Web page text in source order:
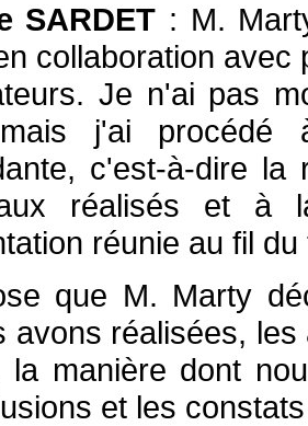
SARDET : M.
collaboration
Je n'ai pas
j'ai
c'est-à-dire
réalisés et à
réunie au fil du
que M. Marty
avons réalisées,
la manière dont
et les